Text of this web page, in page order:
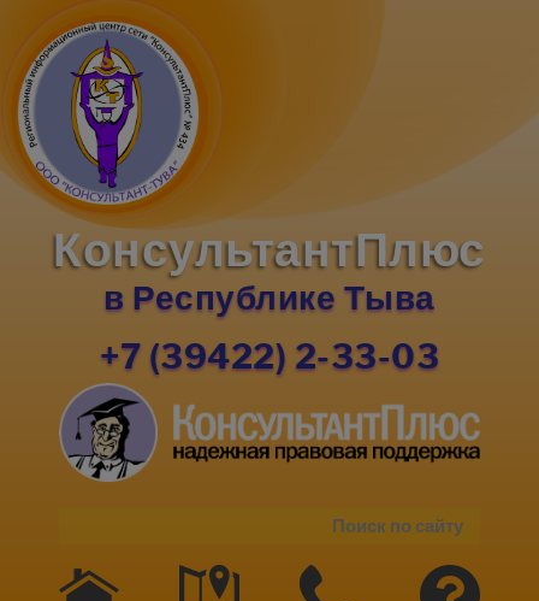
КонсультантПлюс
в Республике Тыва
+7 (39422) 2-33-03